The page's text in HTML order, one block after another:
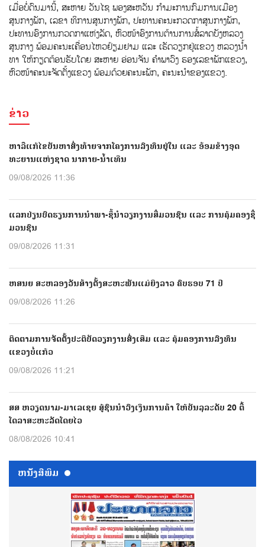
ເມ່ືອບ່ໍດົນມານ້ີ, ສະຫາຍ ວັນໄຊ ພອງສະຫວັນ ກໍາມະການກົມການເມືອງ
ສູນກາງພັກ, ເລຂາ ທິການສູນກາງພັກ, ປະທານຄະນະກວດກາສູນກາງພັກ,
ປະທານອົງການກວດກາແຫ່ງລັດ, ຫົວໜ້າອົງການຕ້ານການສໍ້ລາດບັງຫລວງ
ສູນກາງ ພ້ອມຄະນະເຄື່ອນໄຫວຢ້ຽມຢາມ ແລະ ເຮັດວຽກຢູ່ແຂວງ ຫລວງນໍ້າ
ທາ ໃຫ້ກຽດຕ້ອນຮັບໂດຍ ສະຫາຍ ອ່ອນຈັນ ຄຳພາວົງ ຮອງເລຂາພັກແຂວງ,
ຫົວໜ້າຄະນະຈັດຕັ້ງແຂວງ ພ້ອມດ້ວຍຄະນະພັກ, ຄະນະນຳຂອງແຂວງ.
ຂ່າວ
ຫາລືແກ້ໄຂບັນຫາສົ່ງທ້າຍຈາກໂຄງການລົງທຶນຢູ່ໃນ ແລະ ອ້ອມຂ້າງອຸດ
ທະຍານແຫ່ງຊາດ ນາກາຍ-ນໍ້າເທີນ
09/08/2026 11:36
ແລກປ່ຽນບົດຮຽນການນຳພາ-ຊີ້ນຳວຽກງານສື່ມວນຊົນ ແລະ ການຄຸ້ມຄອງຊື່
ມວນຊົນ
09/08/2026 11:31
ຫສນຍ ສະຫລອງວັນສ້າງຕັ້ງສະຫະພັນແມ່ຍິງລາວ ຄົບຮອບ 71 ປີ
09/08/2026 11:26
ຕິດຕາມການຈັດຕັ້ງປະຕິບັດວຽກງານສົ່ງເສີມ ແລະ ຄຸ້ມຄອງການລົງທຶນ
ແຂວງບໍ່ແກ້ວ
09/08/2026 11:21
ສສ ຫວຽດນາມ-ມາເລເຊຍ ສູ້ຊົນນຳວົງເງິນການຄ້າ ໃຫ້ບັນລຸລະດັບ 20 ຕື້
ໂດລາສະຫະລັດໂດຍໄວ
08/08/2026 10:41
ຫນ້ັງສືພິມ